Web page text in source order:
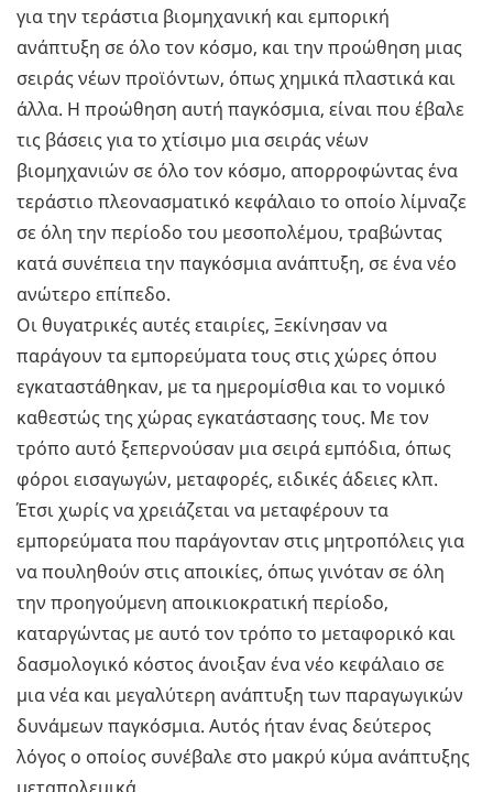
για την τεράστια βιομηχανική και εμπορική
ανάπτυξη σε όλο τον κόσμο, και την προώθηση μιας
σειράς νέων προϊόντων, όπως χημικά πλαστικά και
άλλα. Η προώθηση αυτή παγκόσμια, είναι που έβαλε
τις βάσεις για το χτίσιμο μια σειράς νέων
βιομηχανιών σε όλο τον κόσμο, απορροφώντας ένα
τεράστιο πλεονασματικό κεφάλαιο το οποίο λίμναζε
σε όλη την περίοδο του μεσοπολέμου, τραβώντας
κατά συνέπεια την παγκόσμια ανάπτυξη, σε ένα νέο
ανώτερο επίπεδο.
Οι θυγατρικές αυτές εταιρίες, Ξεκίνησαν να
παράγουν τα εμπορεύματα τους στις χώρες όπου
εγκαταστάθηκαν, με τα ημερομίσθια και το νομικό
καθεστώς της χώρας εγκατάστασης τους. Με τον
τρόπο αυτό ξεπερνούσαν μια σειρά εμπόδια, όπως
φόροι εισαγωγών, μεταφορές, ειδικές άδειες κλπ.
Έτσι χωρίς να χρειάζεται να μεταφέρουν τα
εμπορεύματα που παράγονταν στις μητροπόλεις για
να πουληθούν στις αποικίες, όπως γινόταν σε όλη
την προηγούμενη αποικιοκρατική περίοδο,
καταργώντας με αυτό τον τρόπο το μεταφορικό και
δασμολογικό κόστος άνοιξαν ένα νέο κεφάλαιο σε
μια νέα και μεγαλύτερη ανάπτυξη των παραγωγικών
δυνάμεων παγκόσμια. Αυτός ήταν ένας δεύτερος
λόγος ο οποίος συνέβαλε στο μακρύ κύμα ανάπτυξης